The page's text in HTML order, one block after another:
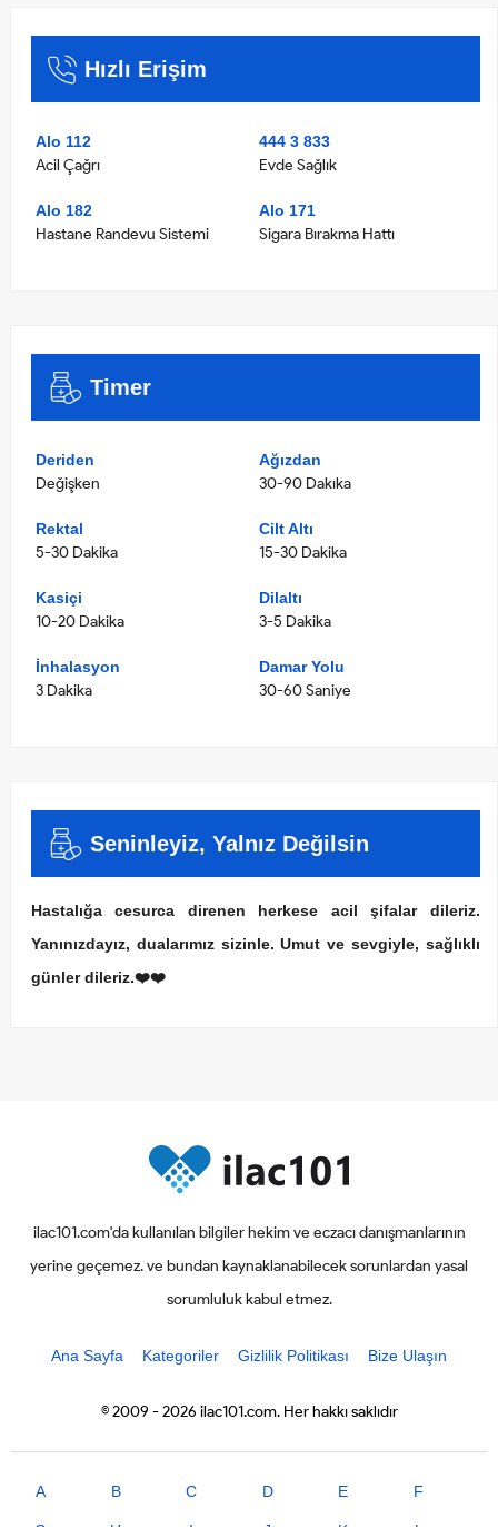
Hızlı Erişim
Alo 112
Acil Çağrı
444 3 833
Evde Sağlık
Alo 182
Hastane Randevu Sistemi
Alo 171
Sigara Bırakma Hattı
Timer
Deriden
Değişken
Ağızdan
30-90 Dakıka
Rektal
5-30 Dakika
Cilt Altı
15-30 Dakika
Kasiçi
10-20 Dakika
Dilaltı
3-5 Dakika
İnhalasyon
3 Dakika
Damar Yolu
30-60 Saniye
Seninleyiz, Yalnız Değilsin
Hastalığa cesurca direnen herkese acil şifalar dileriz.
Yanınızdayız, dualarımız sizinle. Umut ve sevgiyle, sağlıklı
günler dileriz.❤️❤️
ilac101.com'da kullanılan bilgiler hekim ve eczacı danışmanlarının
yerine geçemez. ve bundan kaynaklanabilecek sorunlardan yasal
sorumluluk kabul etmez.
Ana Sayfa Kategoriler Gizlilik Politikası Bize Ulaşın
© 2009 - 2026 ilac101.com. Her hakkı saklıdır
A B C D E F